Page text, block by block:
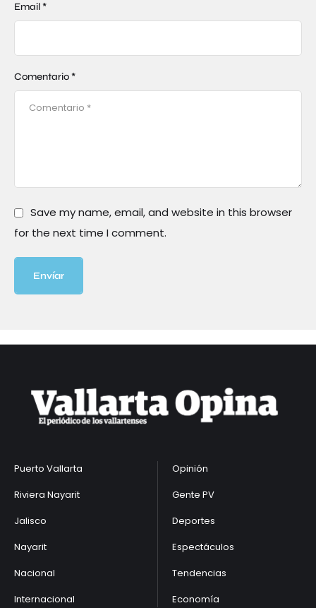
Comentario *
Email *
Save my name, email, and website in this browser
for the next time I comment.
Envíar
Puerto Vallarta
Riviera Nayarit
Jalisco
Nayarit
Nacional
Internacional
Opinión
Gente PV
Deportes
Espectáculos
Tendencias
Economía